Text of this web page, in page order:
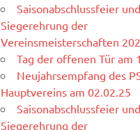
Saisonabschlussfeier und
Siegerehrung der
Vereinsmeisterschaften
Tag der offenen Tür am
Neujahrsempfang des
Hauptvereins am 02.02.25
Saisonabschlussfeier und
Siegerehrung der